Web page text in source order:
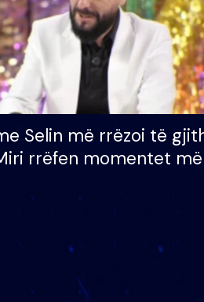
Selin më rrëzoi të
rrëfen momentet
e mëngjesit kur…